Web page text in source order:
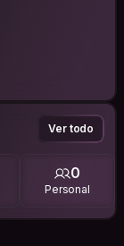
Ver todo
0
Personal